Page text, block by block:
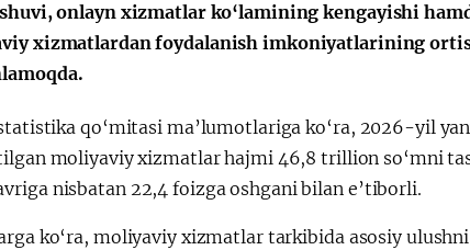
onlayn xizmatlar ko‘lamining kengayishi
xizmatlardan foydalanish imkoniyatlarining
qo‘mitasi ma’lumotlariga ko‘ra, 2026-yil
moliyaviy xizmatlar hajmi 46,8 trillion so‘mni
nisbatan 22,4 foizga oshgani bilan e’tiborli.
ko‘ra, moliyaviy xizmatlar tarkibida asosiy